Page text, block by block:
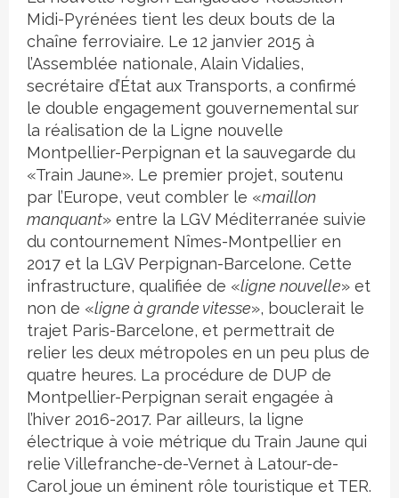
Midi-Pyrénées tient les deux bouts de la
chaîne ferroviaire. Le 12 janvier 2015 à
l’Assemblée nationale, Alain Vidalies,
secrétaire d’État aux Transports, a confirmé
le double engagement gouvernemental sur
la réalisation de la Ligne nouvelle
Montpellier-Perpignan et la sauvegarde du
«Train Jaune». Le premier projet, soutenu
par l’Europe, veut combler le «maillon
manquant» entre la LGV Méditerranée suivie
du contournement Nîmes-Montpellier en
2017 et la LGV Perpignan-Barcelone. Cette
infrastructure, qualifiée de «ligne nouvelle» et
non de «ligne à grande vitesse», bouclerait le
trajet Paris-Barcelone, et permettrait de
relier les deux métropoles en un peu plus de
quatre heures. La procédure de DUP de
Montpellier-Perpignan serait engagée à
l’hiver 2016-2017. Par ailleurs, la ligne
électrique à voie métrique du Train Jaune qui
relie Villefranche-de-Vernet à Latour-de-
Carol joue un éminent rôle touristique et TER.